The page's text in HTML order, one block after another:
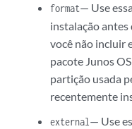
format— Use
instalação antes
você não incluir
pacote Junos
partição usada
recentemente
external— Use